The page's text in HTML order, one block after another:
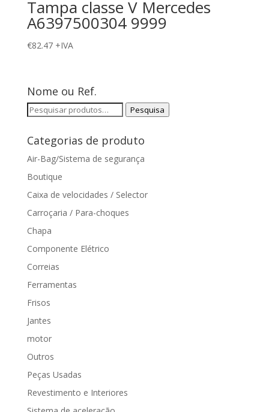
Tampa classe V Mercedes
A6397500304 9999
€82.47 +IVA
Nome ou Ref.
Pesquisar
Pesquisa
Categorias de produto
Air-Bag/Sistema de segurança
Boutique
Caixa de velocidades / Selector
Carroçaria / Para-choques
Chapa
Componente Elétrico
Correias
Ferramentas
Frisos
Jantes
motor
Outros
Peças Usadas
Revestimento e Interiores